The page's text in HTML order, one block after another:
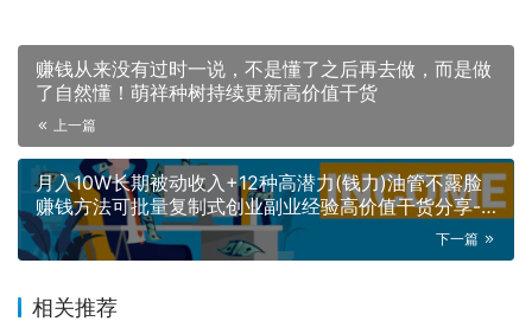
赚钱从来没有过时一说，不是懂了之后再去做，而是做
了自然懂！萌祥种树持续更新高价值干货
上一篇
月入10W长期被动收入+12种高潜力(钱力)油管不露脸
赚钱方法可批量复制式创业副业经验高价值干货分享-
萌祥种树创作持续更新
下一篇
相关推荐